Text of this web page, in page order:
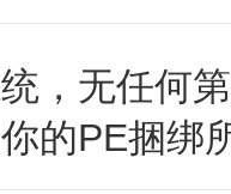
，无任何
的PE捆绑